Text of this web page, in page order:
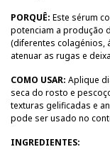
PORQUÊ: Este sérum
potenciam a produção
(diferentes colagénios,
atenuar as rugas e
COMO USAR: Aplique
seca do rosto e
texturas gelificadas e
pode ser usado no
INGREDIENTES: